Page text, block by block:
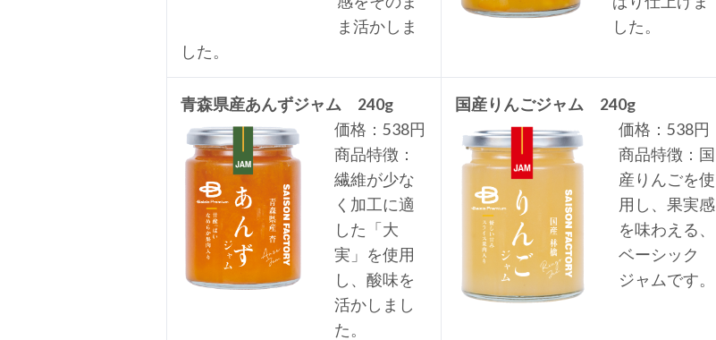
ま活かしま
した。
した。
青森県産あんずジャム 240g
価格：538円
商品特徴：
繊維が少な
く加工に適
した「大
実」を使用
し、酸味を
活かしまし
た。
国産りんごジャム 240g
価格：538円
商品特徴：国
産りんごを使
用し、果実感
を味わえる、
ベーシック
ジャムです。